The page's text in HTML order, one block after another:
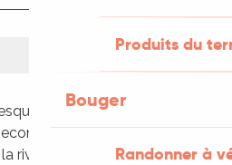
Produits du
Bouger
Randonner à
est situé dans un
terrasse où se niche
rivière qui l'entoure et aux